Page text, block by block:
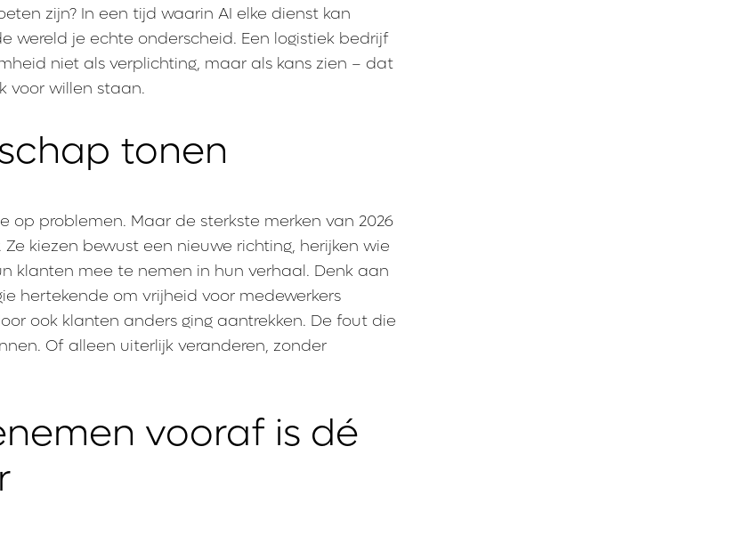
zijn? In een tijd waarin AI elke dienst kan
wereld je echte onderscheid. Een logistiek bedrijf
niet als verplichting, maar als kans zien – dat
voor willen staan.
tonen
op problemen. Maar de sterkste merken van 2026
kiezen bewust een nieuwe richting, herijken wie
klanten mee te nemen in hun verhaal. Denk aan
hertekende om vrijheid voor medewerkers
ook klanten anders ging aantrekken. De fout die
Of alleen uiterlijk veranderen, zonder
vooraf is dé